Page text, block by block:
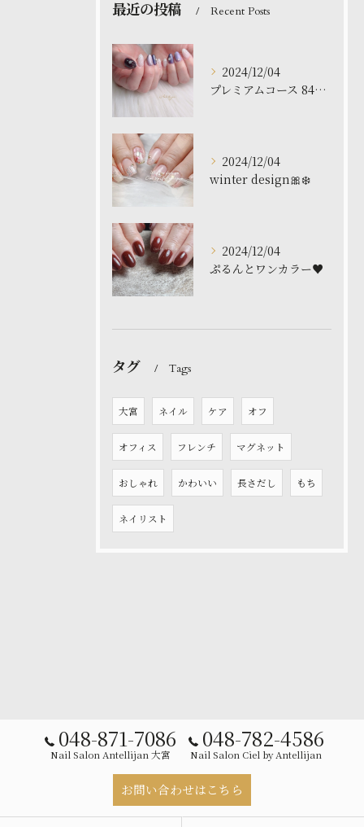
最近の投稿 Recent Posts
2024/12/04
プレミアムコース 8480円
2024/12/04
winter design🎀❄️
2024/12/04
ぷるんとワンカラー♥️
タグ Tags
大宮 ネイル ケア オフ
オフィス フレンチ マグネット
おしゃれ かわいい 長さだし もち
ネイリスト
048-871-7086
Nail Salon Antellijan 大宮
048-782-4586
Nail Salon Ciel by Antellijan
お問い合わせはこちら